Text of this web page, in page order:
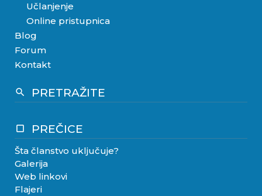
Učlanjenje
Online pristupnica
Blog
Forum
Kontakt
search PRETRAŽITE
crop_square PREČICE
Šta članstvo uključuje?
Galerija
Web linkovi
Flajeri